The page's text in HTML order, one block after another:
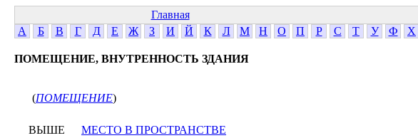
Главная
А
Б В Г Д Е Ж З И Й К Л М Н О П Р С Т У Ф Х
ПОМЕЩЕНИЕ, ВНУТРЕННОСТЬ ЗДАНИЯ
(ПОМЕЩЕНИЕ)
ВЫШЕ
МЕСТО В ПРОСТРАНСТВЕ